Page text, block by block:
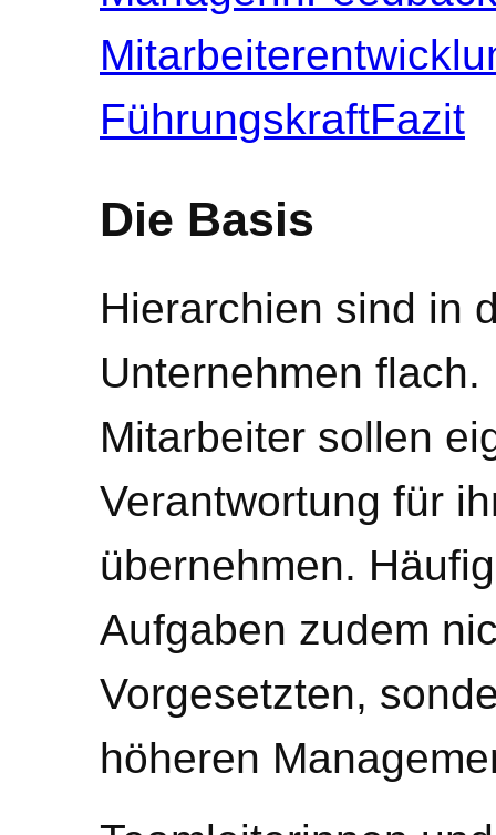
FührungskraftFazit
Die Basis
Hierarchien sind in
Unternehmen
Mitarbeiter sollen
Verantwortung für
übernehmen.
Aufgaben zudem
Vorgesetzten,
höheren